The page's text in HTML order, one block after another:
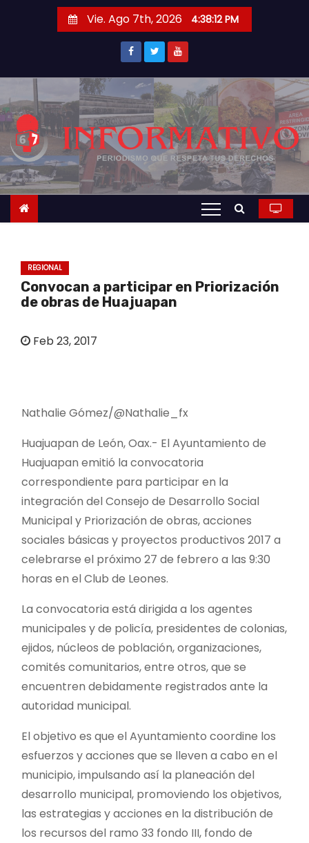
r
a
c
o
t
Vie. Ago 7th, 2026 4:38:13 PM
REGIONAL
Convocan a participar en Priorización
de obras de Huajuapan
Feb 23, 2017
Nathalie Gómez/@Nathalie_fx
Huajuapan de León, Oax.- El Ayuntamiento de
Huajuapan emitió la convocatoria
correspondiente para participar en la
integración del Consejo de Desarrollo Social
Municipal y Priorización de obras, acciones
sociales básicas y proyectos productivos 2017 a
celebrarse el próximo 27 de febrero a las 9:30
horas en el Club de Leones.
La convocatoria está dirigida a los agentes
municipales y de policía, presidentes de colonias,
ejidos, núcleos de población, organizaciones,
comités comunitarios, entre otros, que se
encuentren debidamente registrados ante la
autoridad municipal.
El objetivo es que el Ayuntamiento coordine los
esfuerzos y acciones que se lleven a cabo en el
municipio, impulsando así la planeación del
desarrollo municipal, promoviendo los objetivos,
las estrategias y acciones en la distribución de
los recursos del ramo 33 fondo III, fondo de